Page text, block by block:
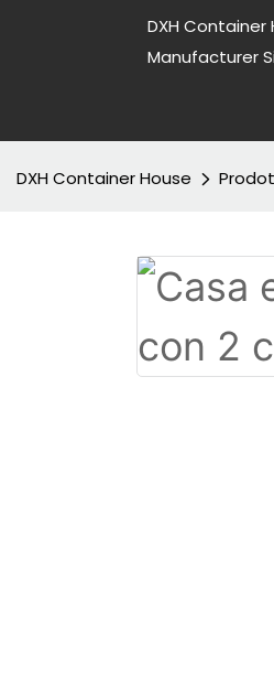
DXH
Manufacturer
DXH Container House